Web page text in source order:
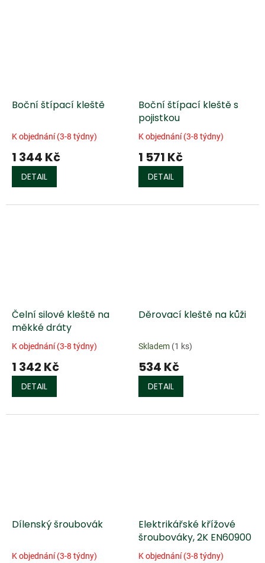
Boční štípací kleště
K objednání (3-8 týdny)
1 344 Kč
DETAIL
Boční štípací kleště s
pojistkou
K objednání (3-8 týdny)
1 571 Kč
DETAIL
Čelní silové kleště na
měkké dráty
K objednání (3-8 týdny)
1 342 Kč
DETAIL
Děrovací kleště na kůži
Skladem (1 ks)
534 Kč
DETAIL
Dílenský šroubovák
K objednání (3-8 týdny)
Elektrikářské křížové
šroubováky, 2K EN60900
K objednání (3-8 týdny)